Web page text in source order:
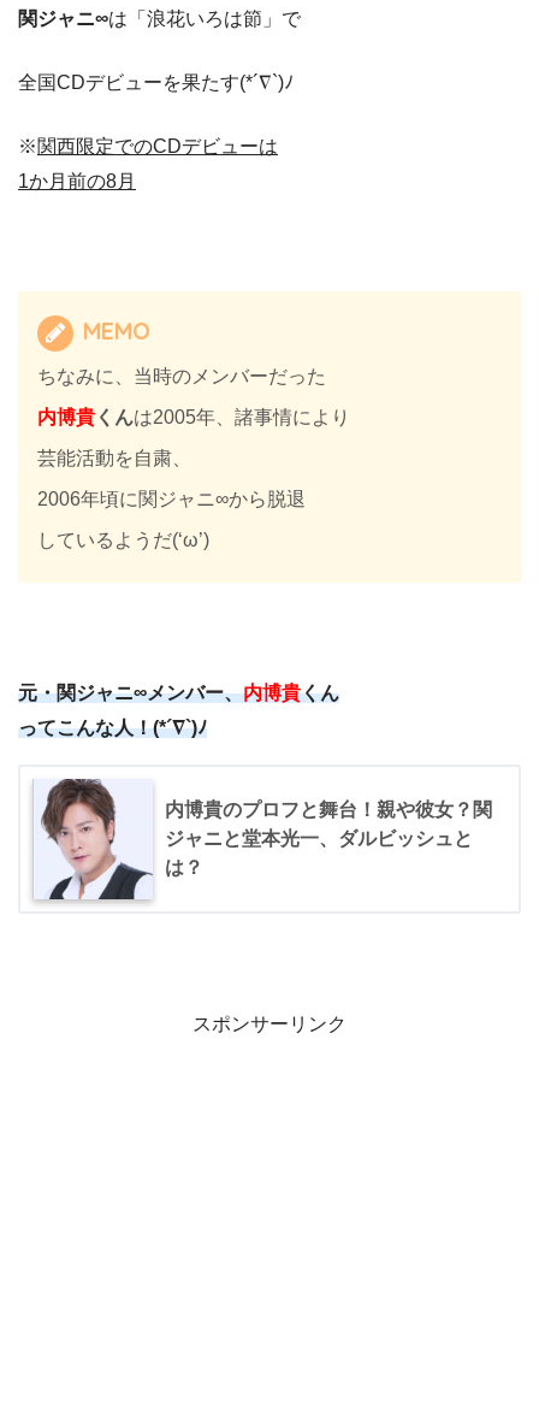
関ジャニ∞は「浪花いろは節」で
全国CDデビューを果たす(*´∇`)ﾉ
※関西限定でのCDデビューは
1か月前の8月
MEMO
ちなみに、当時のメンバーだった
内博貴 くんは2005年、諸事情により
芸能活動を自粛、
2006年頃に関ジャニ∞から脱退
しているようだ(‘ω’)
元・関ジャニ∞メンバー、内博貴くん
ってこんな人！(*´∇`)ﾉ
内博貴のプロフと舞台！親や彼女？関
ジャニと堂本光一、ダルビッシュと
は？
スポンサーリンク